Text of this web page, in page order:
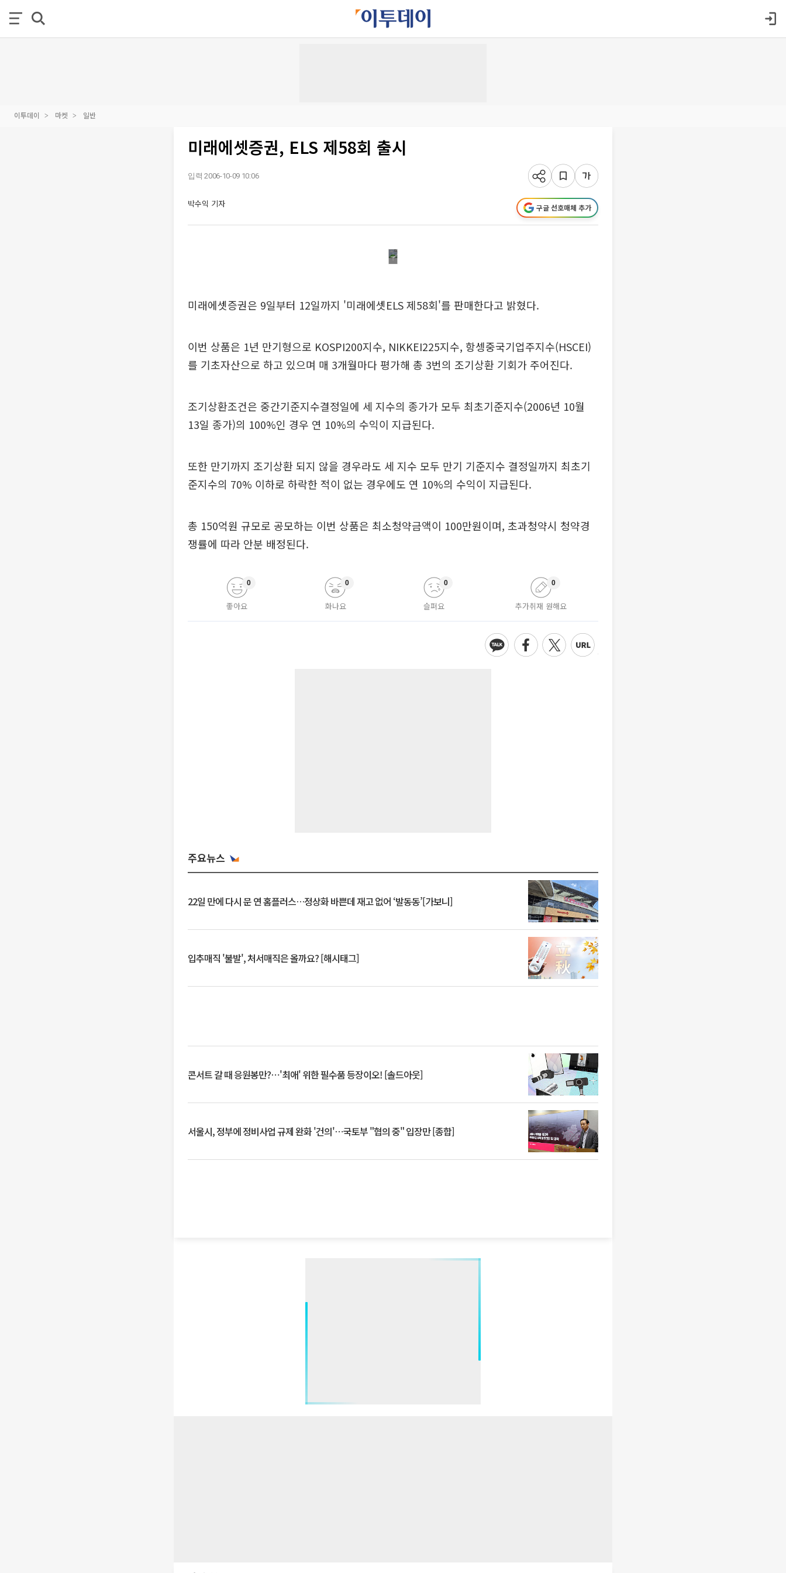
이투데이 마켓 일반
미래에셋증권, ELS 제58회 출시
입력 2006-10-09 10:06
박수익 기자 구글 선호매체 추가
미래에셋증권은 9일부터 12일까지 '미래에셋ELS 제58회'를 판매한다고 밝혔다.
이번 상품은 1년 만기형으로 KOSPI200지수, NIKKEI225지수, 항셍중국기업주지수(HSCEI)
를 기초자산으로 하고 있으며 매 3개월마다 평가해 총 3번의 조기상환 기회가 주어진다.
조기상환조건은 중간기준지수결정일에 세 지수의 종가가 모두 최초기준지수(2006년 10월
13일 종가)의 100%인 경우 연 10%의 수익이 지급된다.
또한 만기까지 조기상환 되지 않을 경우라도 세 지수 모두 만기 기준지수 결정일까지 최초기
준지수의 70% 이하로 하락한 적이 없는 경우에도 연 10%의 수익이 지급된다.
총 150억원 규모로 공모하는 이번 상품은 최소청약금액이 100만원이며, 초과청약시 청약경
쟁률에 따라 안분 배정된다.
좋아요
0
화나요
0
슬퍼요
0
추가취재 원해요
0
주요뉴스
22일 만에 다시 문 연 홈플러스…정상화 바쁜데 재고 없어 ‘발동동’[가보니]
입추매직 '불발', 처서매직은 올까요? [해시태그]
콘서트 갈 때 응원봉만?⋯'최애' 위한 필수품 등장이오! [솔드아웃]
서울시, 정부에 정비사업 규제 완화 '건의'⋯국토부 "협의 중" 입장만 [종합]